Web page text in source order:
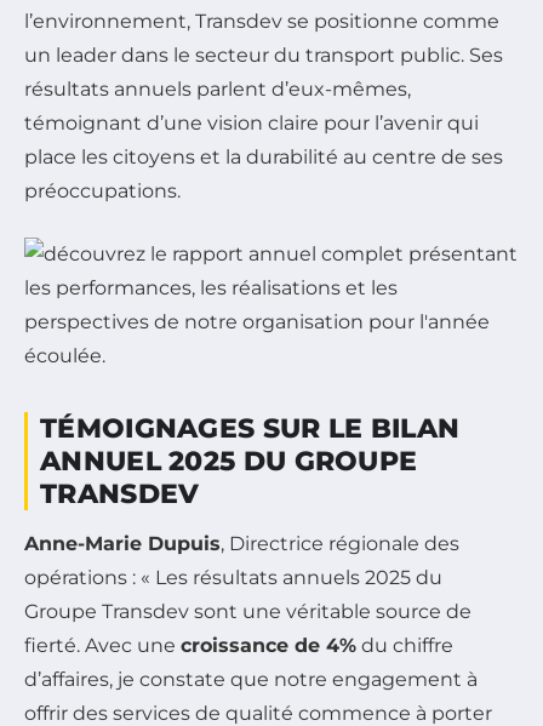
l’environnement, Transdev se positionne comme
un leader dans le secteur du transport public. Ses
résultats annuels parlent d’eux-mêmes,
témoignant d’une vision claire pour l’avenir qui
place les citoyens et la durabilité au centre de ses
préoccupations.
TÉMOIGNAGES SUR LE BILAN
ANNUEL 2025 DU GROUPE
TRANSDEV
Anne-Marie Dupuis, Directrice régionale des
opérations : « Les résultats annuels 2025 du
Groupe Transdev sont une véritable source de
fierté. Avec une croissance de 4% du chiffre
d’affaires, je constate que notre engagement à
offrir des services de qualité commence à porter